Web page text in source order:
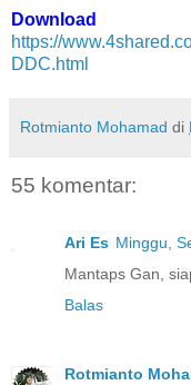
Download
https://
DDC.html
Rotmianto Mohamad di
55 komentar:
Ari Es Minggu,
Mantaps Gan,
Balas
Rotmianto